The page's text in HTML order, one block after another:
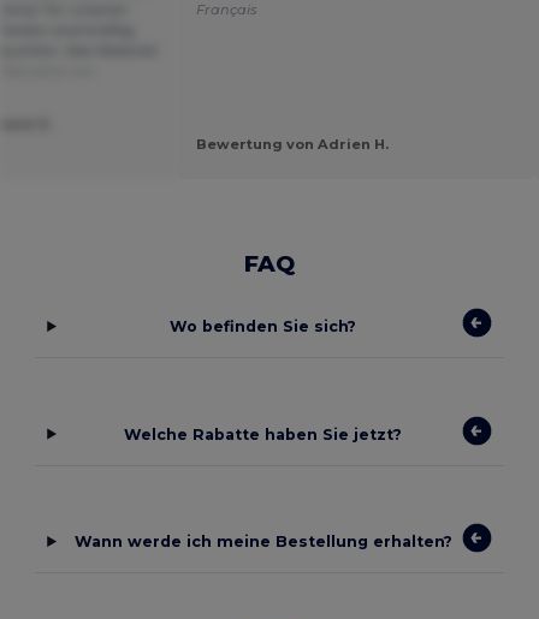
Français
Bewertung von Adrien H.
FAQ
Wo befinden Sie sich?
Welche Rabatte haben Sie jetzt?
Wann werde ich meine Bestellung erhalten?